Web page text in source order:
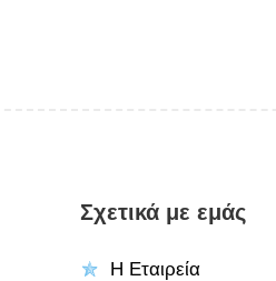
Σχετικά με εμάς
Η Εταιρεία